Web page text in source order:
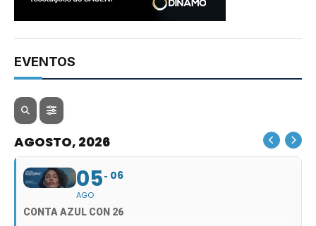
EVENTOS
AGOSTO, 2026
05
AGO
06
CONTA AZUL CON 26